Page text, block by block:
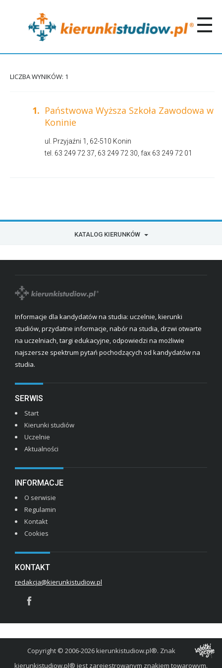
LICZBA WYNIKÓW: 1
1. Państwowa Wyższa Szkoła Zawodowa w
Koninie
ul. Przyjaźni 1, 62-510 Konin
tel. 63 249 72 37, 63 249 72 30, fax 63 249 72 01
KATALOG KIERUNKÓW
Informacje dla kandydatów na studia: uczelnie, kierunki
studiów, przydatne informacje, nabór na studia, drzwi otwarte
na uczelniach, targi edukacyjne, odpowiedzi na możliwie
najszersze spektrum pytań pochodzących od kandydatów na
studia.
SERWIS
Start
Kierunki studiów
Uczelnie
Aktualności
INFORMACJE
O serwisie
Regulamin
Kontakt
Cookies
KONTAKT
redakcja@kierunkistudiow.pl
Copyright © 2006-2026 kierunkistudiow.pl®. Znak
kierunkistudiow.pl® jest zarejestrowanym znakiem towarowym.